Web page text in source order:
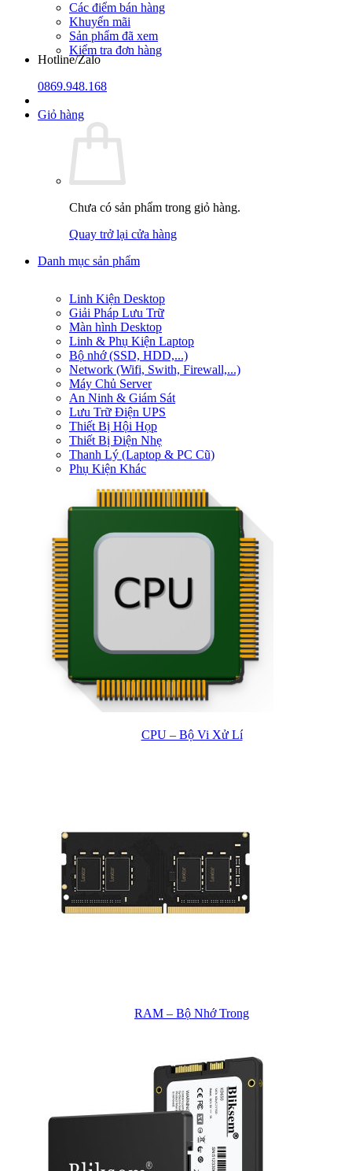
Các điểm bán hàng
Khuyến mãi
Sản phẩm đã xem
Kiểm tra đơn hàng
Hotline/Zalo
0869.948.168
Giỏ hàng
Chưa có sản phẩm trong giỏ hàng.
Quay trở lại cửa hàng
Danh mục sản phẩm
Linh Kiện Desktop
Giải Pháp Lưu Trữ
Màn hình Desktop
Linh & Phụ Kiện Laptop
Bộ nhớ (SSD, HDD,...)
Network (Wifi, Swith, Firewall,...)
Máy Chủ Server
An Ninh & Giám Sát
Lưu Trữ Điện UPS
Thiết Bị Hội Họp
Thiết Bị Điện Nhẹ
Thanh Lý (Laptop & PC Cũ)
Phụ Kiện Khác
CPU – Bộ Vi Xử Lí
RAM – Bộ Nhớ Trong